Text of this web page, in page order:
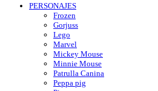
PERSONAJES
Frozen
Gorjuss
Lego
Marvel
Mickey Mouse
Minnie Mouse
Patrulla Canina
Peppa pig